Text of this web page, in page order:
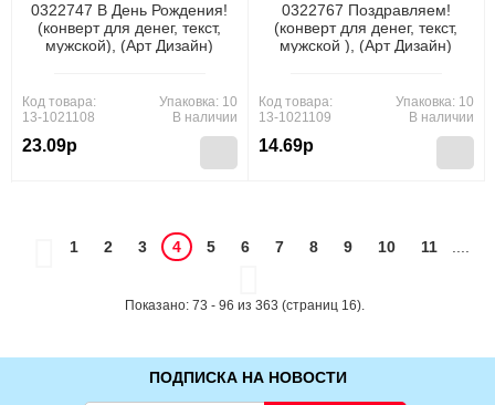
0322747 В День Рождения!
(конверт для денег, текст,
мужской), (Арт Дизайн)
Код товара:
13-1021108
23.09р
Упаковка: 10
В наличии
0322767 Поздравляем!
(конверт для денег, текст,
мужской ), (Арт Дизайн)
Код товара:
13-1021109
14.69р
Упаковка: 10
В наличии
1 2 3 4 5 6 7 8 9 10 11
Показано: 73 - 96 из 363 (страниц 16).
ПОДПИСКА НА НОВОСТИ